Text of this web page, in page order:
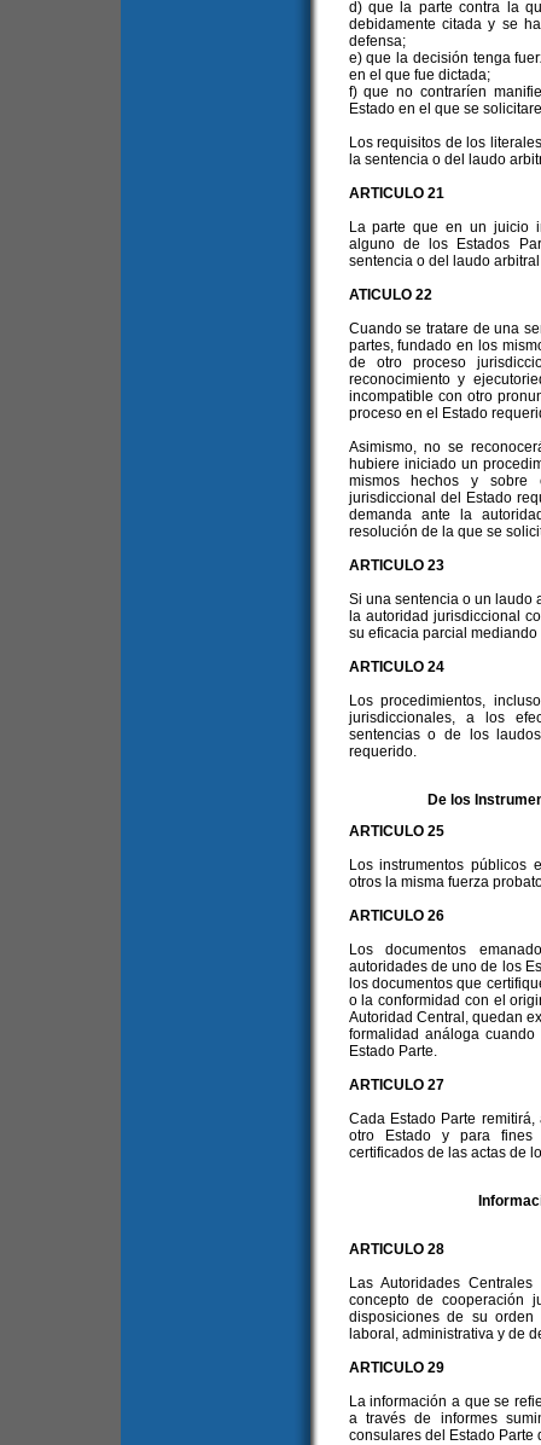
d) que la parte contra la
debidamente citada y se
defensa;
e) que la decisión tenga
en el que fue dictada;
f) que no contraríen
Estado en el que se
Los requisitos de los
la sentencia o del laudo
ARTICULO 21
La parte que en un juicio
alguno de los Estados
sentencia o del laudo
ATICULO 22
Cuando se tratare de una
partes, fundado en los
de otro proceso
reconocimiento y
incompatible con otro
proceso en el Estado
Asimismo, no se
hubiere iniciado un
mismos hechos y sobre
jurisdiccional del Estado
demanda ante la
resolución de la que se
ARTICULO 23
Si una sentencia o un laudo
la autoridad jurisdiccional
su eficacia parcial
ARTICULO 24
Los procedimientos,
jurisdiccionales, a los
sentencias o de los
requerido.
De los
ARTICULO 25
Los instrumentos públicos
otros la misma fuerza
ARTICULO 26
Los documentos
autoridades de uno de los
los documentos que
o la conformidad con el
Autoridad Central, quedan
formalidad análoga
Estado Parte.
ARTICULO 27
Cada Estado Parte
otro Estado y para fines
certificados de las actas de
ARTICULO 28
Las Autoridades
concepto de cooperación
disposiciones de su
laboral, administrativa y de
ARTICULO 29
La información a que se
a través de informes
consulares del Estado Parte